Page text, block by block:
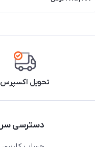
تحویل اکسپرس
دسترسی